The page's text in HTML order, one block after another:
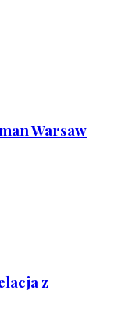
Warsaw
z